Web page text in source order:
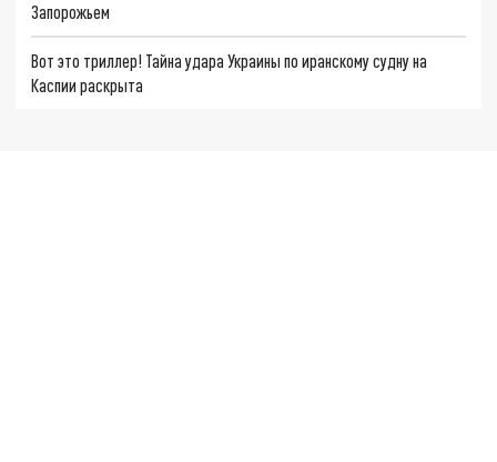
Запорожьем
Вот это триллер! Тайна удара Украины по иранскому судну на
Каспии раскрыта